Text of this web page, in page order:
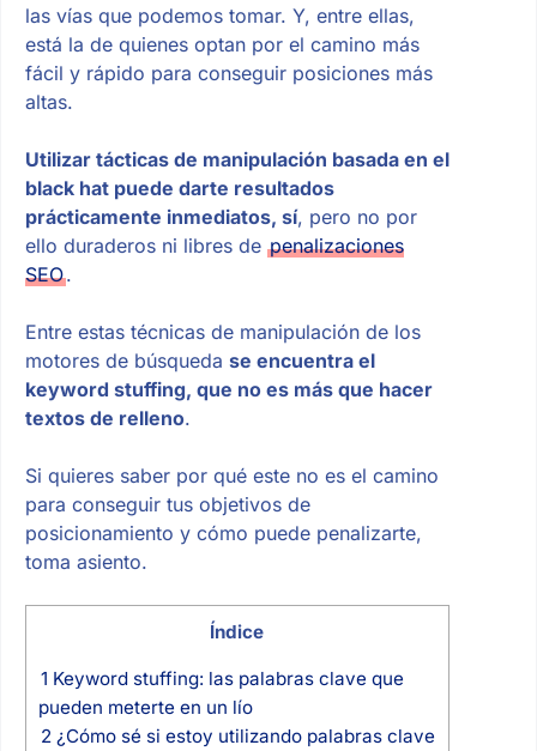
las vías que podemos tomar. Y, entre ellas,
está la de quienes optan por el camino más
fácil y rápido para conseguir posiciones más
altas.
Utilizar tácticas de manipulación basada en el
black hat puede darte resultados
prácticamente inmediatos, sí, pero no por
ello duraderos ni libres de penalizaciones
SEO.
Entre estas técnicas de manipulación de los
motores de búsqueda se encuentra el
keyword stuffing, que no es más que hacer
textos de relleno.
Si quieres saber por qué este no es el camino
para conseguir tus objetivos de
posicionamiento y cómo puede penalizarte,
toma asiento.
Índice
1 Keyword stuffing: las palabras clave que
pueden meterte en un lío
2¿Cómo sé si estoy utilizando palabras clave